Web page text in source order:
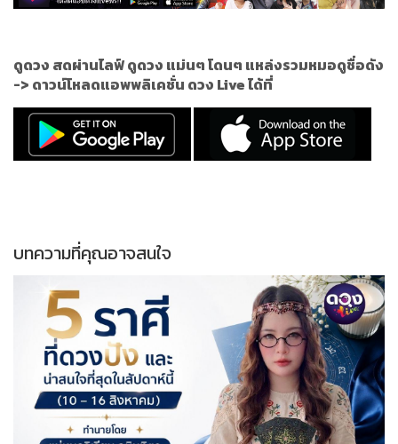
ดูดวง สดผ่านไลฟ์ ดูดวง แม่นๆ โดนๆ แหล่งรวมหมอดูชื่อดัง
-> ดาวน์โหลดแอพพลิเคชั่น ดวง Live ได้ที่
บทความที่คุณอาจสนใจ